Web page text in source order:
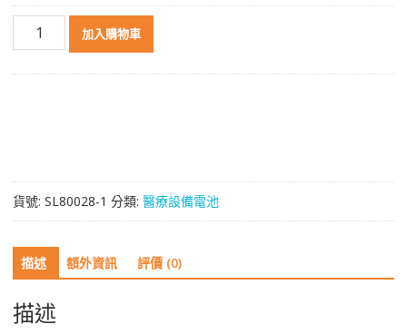
0146-
00-
0091-
01
數
量
加入購物車
貨號: SL80028-1 分類: 醫療設備電池
描述 額外資訊 評價 (0)
描述